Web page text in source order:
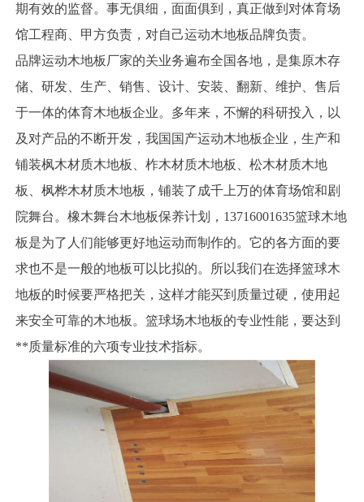
期有效的监督。事无俱细，面面俱到，真正做到对体育场
馆工程商、甲方负责，对自己运动木地板品牌负责。
品牌运动木地板厂家的关业务遍布全国各地，是集原木存
储、研发、生产、销售、设计、安装、翻新、维护、售后
于一体的体育木地板企业。多年来，不懈的科研投入，以
及对产品的不断开发，我国国产运动木地板企业，生产和
铺装枫木材质木地板、柞木材质木地板、松木材质木地
板、枫桦木材质木地板，铺装了成千上万的体育场馆和剧
院舞台。橡木舞台木地板保养计划，13716001635篮球木地
板是为了人们能够更好地运动而制作的。它的各方面的要
求也不是一般的地板可以比拟的。所以我们在选择篮球木
地板的时候要严格把关，这样才能买到质量过硬，使用起
来安全可靠的木地板。篮球场木地板的专业性能，要达到
**质量标准的六项专业技术指标。